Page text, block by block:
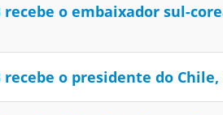
recebe o embaixador sul-
recebe o presidente do